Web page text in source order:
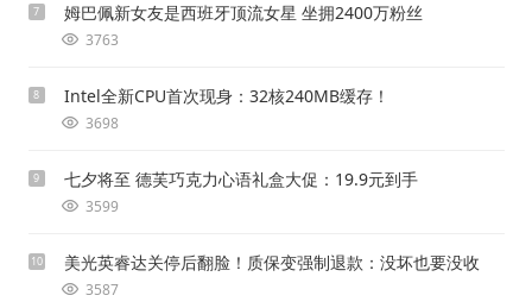
7 姆巴佩新女友是西班牙顶流女星 坐拥2400万粉丝
3763
8 Intel全新CPU首次现身：32核240MB缓存！
3698
9 七夕将至 德芙巧克力心语礼盒大促：19.9元到手
3599
10 美光英睿达关停后翻脸！质保变强制退款：没坏也要没收
3587